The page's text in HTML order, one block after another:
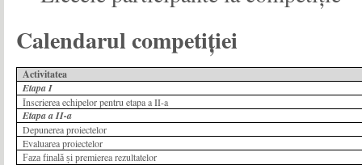
Calendarul competiției
Activitatea
Etapa I
Înscrierea echipelor pentru etapa a II-a
Etapa a II-a
Depunerea proiectelor
Evaluarea proiectelor
Faza finală și premierea rezultatelor